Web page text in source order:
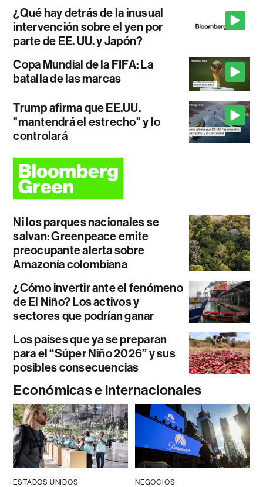
¿Qué hay detrás de la inusual
intervención sobre el yen por
parte de EE. UU. y Japón?
Copa Mundial de la FIFA: La
batalla de las marcas
Trump afirma que EE.UU.
"mantendrá el estrecho" y lo
controlará
Ni los parques nacionales se
salvan: Greenpeace emite
preocupante alerta sobre
Amazonía colombiana
¿Cómo invertir ante el fenómeno
de El Niño? Los activos y
sectores que podrían ganar
Los países que ya se preparan
para el “Súper Niño 2026” y sus
posibles consecuencias
Económicas e internacionales
ESTADOS UNIDOS NEGOCIOS